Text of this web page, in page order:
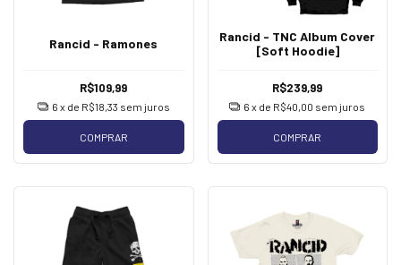
Rancid - Ramones
R$109,99
6 x de R$18,33 sem juros
COMPRAR
Rancid - TNC Album Cover
[Soft Hoodie]
R$239,99
6 x de R$40,00 sem juros
COMPRAR